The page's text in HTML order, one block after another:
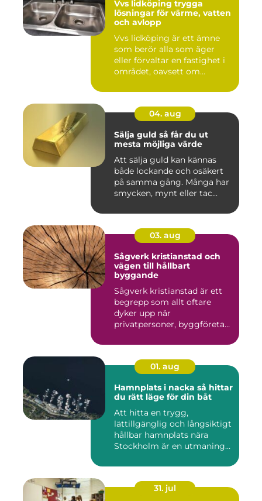
Vvs lidköping trygga
lösningar för värme, vatten
och avlopp
Vvs lidköping är ett ämne
som berör alla som äger
eller förvaltar en fastighet i
området, oavsett om...
04. aug
Sälja guld så får du ut
mesta möjliga värde
Att sälja guld kan kännas
både lockande och osäkert
på samma gång. Många har
smycken, mynt eller tac...
03. aug
Sågverk kristianstad och
vägen till hållbart
byggande
Sågverk kristianstad är ett
begrepp som allt oftare
dyker upp när
privatpersoner, byggföretag
01. aug
Hamnplats i nacka så hittar
du rätt läge för din båt
Att hitta en trygg,
lättillgänglig och långsiktigt
hållbar hamnplats nära
Stockholm är en utmaning
31. jul